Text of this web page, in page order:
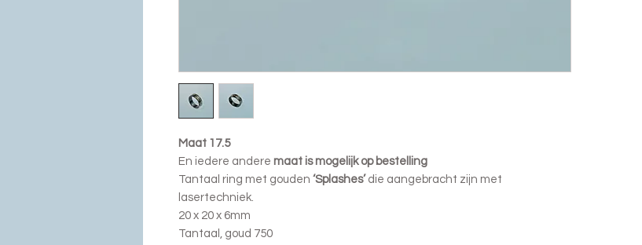
Maat 17.5
En iedere andere maat is mogelijk op bestelling
Tantaal ring met gouden ‘Splashes’ die aangebracht zijn met
lasertechniek.
20 x 20 x 6mm
Tantaal, goud 750